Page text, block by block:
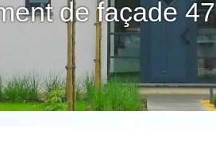
de façade 47